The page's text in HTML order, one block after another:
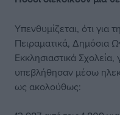
Υπενθυμίζεται, ότι για
Πειραματικά, Δημόσια
Εκκλησιαστικά
υπεβλήθησαν μέσω
ως ακολούθως: